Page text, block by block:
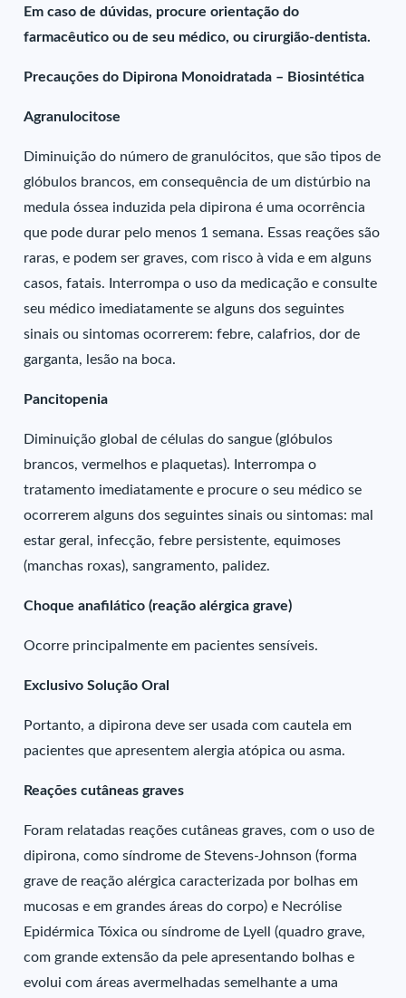
Em caso de dúvidas, procure orientação do
farmacêutico ou de seu médico, ou cirurgião-dentista.
Precauções do Dipirona Monoidratada – Biosintética
Agranulocitose
Diminuição do número de granulócitos, que são tipos de
glóbulos brancos, em consequência de um distúrbio na
medula óssea induzida pela dipirona é uma ocorrência
que pode durar pelo menos 1 semana. Essas reações são
raras, e podem ser graves, com risco à vida e em alguns
casos, fatais. Interrompa o uso da medicação e consulte
seu médico imediatamente se alguns dos seguintes
sinais ou sintomas ocorrerem: febre, calafrios, dor de
garganta, lesão na boca.
Pancitopenia
Diminuição global de células do sangue (glóbulos
brancos, vermelhos e plaquetas). Interrompa o
tratamento imediatamente e procure o seu médico se
ocorrerem alguns dos seguintes sinais ou sintomas: mal
estar geral, infecção, febre persistente, equimoses
(manchas roxas), sangramento, palidez.
Choque anafilático (reação alérgica grave)
Ocorre principalmente em pacientes sensíveis.
Exclusivo Solução Oral
Portanto, a dipirona deve ser usada com cautela em
pacientes que apresentem alergia atópica ou asma.
Reações cutâneas graves
Foram relatadas reações cutâneas graves, com o uso de
dipirona, como síndrome de Stevens-Johnson (forma
grave de reação alérgica caracterizada por bolhas em
mucosas e em grandes áreas do corpo) e Necrólise
Epidérmica Tóxica ou síndrome de Lyell (quadro grave,
com grande extensão da pele apresentando bolhas e
evolui com áreas avermelhadas semelhante a uma